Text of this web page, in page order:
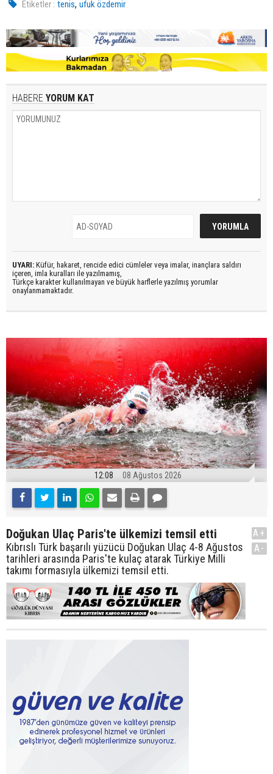
Etiketler : tenis,ufuk özdemir
HABERE YORUM KAT
UYARI: Küfür, hakaret, rencide edici cümleler veya imalar, inançlara saldırı
içeren, imla kuralları ile yazılmamış,
Türkçe karakter kullanılmayan ve büyük harflerle yazılmış yorumlar
onaylanmamaktadır.
12:08 08 Ağustos 2026
Doğukan Ulaç Paris'te ülkemizi temsil etti
Kıbrıslı Türk başarılı yüzücü Doğukan Ulaç 4-8 Ağustos
tarihleri arasında Paris'te kulaç atarak Türkiye Milli
takımı formasıyla ülkemizi temsil etti.
A+
A-